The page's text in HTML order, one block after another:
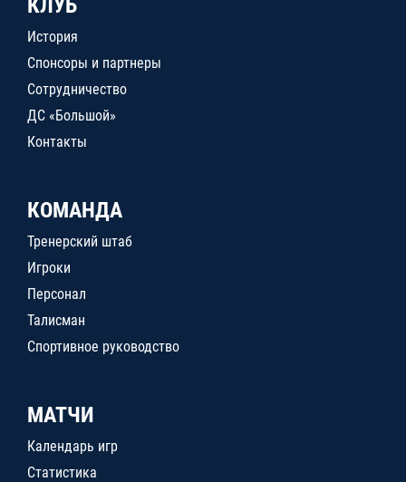
КЛУБ
История
Спонсоры и партнеры
Сотрудничество
ДС «Большой»
Контакты
КОМАНДА
Тренерский штаб
Игроки
Персонал
Талисман
Спортивное руководство
МАТЧИ
Календарь игр
Статистика